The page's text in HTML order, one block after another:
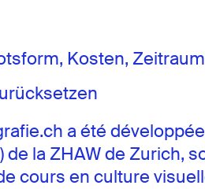
Kosten, Zeitraum
a été
de la ZHAW de Zurich,
cours en culture